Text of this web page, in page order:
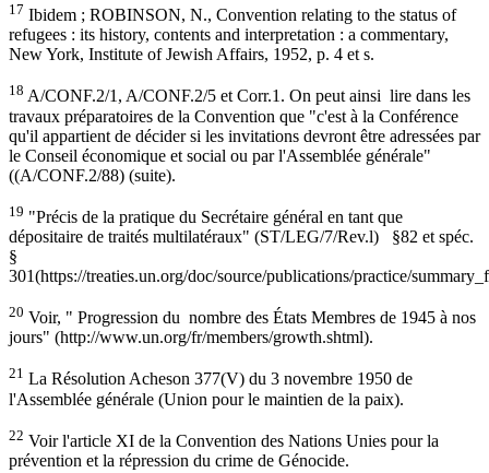
17 Ibidem ; ROBINSON, N., Convention relating to the status of
refugees : its history, contents and interpretation : a commentary,
New York, Institute of Jewish Affairs, 1952, p. 4 et s.
18 A/CONF.2/1, A/CONF.2/5 et Corr.1. On peut ainsi lire dans les
travaux préparatoires de la Convention que "c'est à la Conférence
qu'il appartient de décider si les invitations devront être adressées par
le Conseil économique et social ou par l'Assemblée générale"
((A/CONF.2/88) (suite).
19 "Précis de la pratique du Secrétaire général en tant que
dépositaire de traités multilatéraux" (ST/LEG/7/Rev.l) §82 et spéc.
§
301(https://treaties.un.org/doc/source/publications/practice/
20 Voir, " Progression du nombre des États Membres de 1945 à nos
jours" (http://www.un.org/fr/members/growth.shtml).
21 La Résolution Acheson 377(V) du 3 novembre 1950 de
l'Assemblée générale (Union pour le maintien de la paix).
22 Voir l'article XI de la Convention des Nations Unies pour la
prévention et la répression du crime de Génocide.